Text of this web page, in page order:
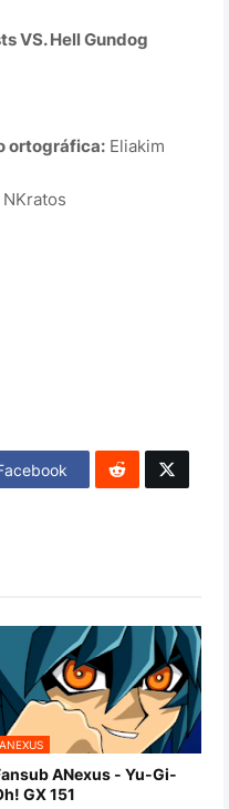
VS. Hell Gundog
ortográfica: Eliakim
NKratos
ANEXUS
ANexus - Yu-Gi-
GX 151